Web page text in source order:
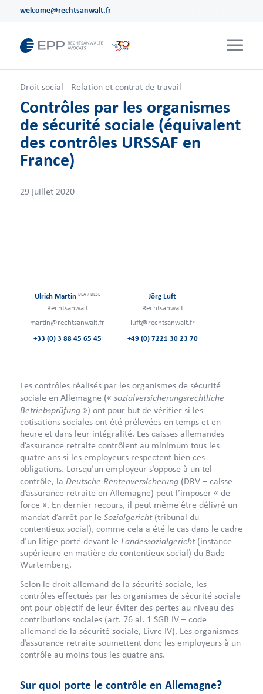
welcome@rechtsanwalt.fr
Droit social - Relation et contrat de travail
Contrôles par les organismes
de sécurité sociale (équivalent
des contrôles URSSAF en
France)
29 juillet 2020
Ulrich Martin DEA / DESE
Rechtsanwalt
martin@rechtsanwalt.fr
+33 (0) 3 88 45 65 45
Jörg Luft
Rechtsanwalt
luft@rechtsanwalt.fr
+49 (0) 7221 30 23 70
Les contrôles réalisés par les organismes de sécurité
sociale en Allemagne (« sozialversicherungsrechtliche
Betriebsprüfung») ont pour but de vérifier si les
cotisations sociales ont été prélevées en temps et en
heure et dans leur intégralité. Les caisses allemandes
d’assurance retraite contrôlent au minimum tous les
quatre ans si les employeurs respectent bien ces
obligations. Lorsqu’un employeur s’oppose à un tel
contrôle, la Deutsche Rentenversicherung(DRV – caisse
d’assurance retraite en Allemagne) peut l’imposer « de
force ». En dernier recours, il peut même être délivré un
mandat d’arrêt par le Sozialgericht(tribunal du
contentieux social), comme cela a été le cas dans le cadre
d’un litige porté devant le Landessozialgericht(instance
supérieure en matière de contentieux social) du Bade-
Wurtemberg.
Selon le droit allemand de la sécurité sociale, les
contrôles effectués par les organismes de sécurité sociale
ont pour objectif de leur éviter des pertes au niveau des
contributions sociales (art. 76 al. 1 SGB IV – code
allemand de la sécurité sociale, Livre IV). Les organismes
d’assurance retraite soumettent donc les employeurs à un
contrôle au moins tous les quatre ans.
Sur quoi porte le contrôle en Allemagne?